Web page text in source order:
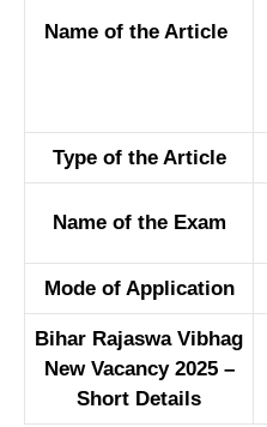
Name of the Article
Type of the Article
Name of the Exam
Mode of Application
Bihar Rajaswa Vibhag
New Vacancy 2025–
Short Details